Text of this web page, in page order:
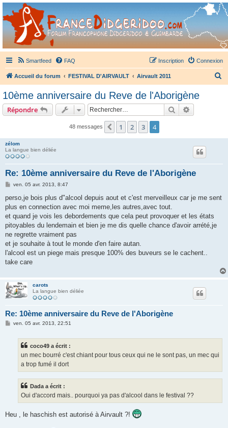
France Didgeridoo
Didgeridoo et Guimbarde sur France Didgeridoo - retrouvez la communauté.
Smartfeed FAQ Connexion
Inscription
Accueil du forum FESTIVAL D'AIRVAULT Airvault 2011
r
10ème anniversaire du Reve de l'Aborigène
Répondre Rechercher
48 messages Précédent
1 2 3 4
zélom
La langue bien déliée
Re: 10ème anniversaire du Reve de l'Aborigène
M
s
a
g
ven. 05 avr. 2013, 8:47
perso,je bois plus d"alcool depuis aout et c'est merveilleux car je me sent
plus en connection avec moi meme,les autres,avec tout.
et quand je vois les debordements que cela peut provoquer et les états
pitoyables du lendemain et bien je me dis quelle chance d'avoir arrété,je
ne regrette vraiment pas
et je souhaite à tout le monde d'en faire autan.
l'alcool est un piege mais presque 100% des buveurs se le cachent..
take care
carots
La langue bien déliée
Re: 10ème anniversaire du Reve de l'Aborigène
Mven. 05 avr. 2013, 22:51
coco49 a écrit :
un mec bourré c'est chiant pour tous ceux qui ne le sont pas, un mec qui
a trop fumé il dort
Dada a écrit :
Oui d'accord mais.. pourquoi ya pas d'alcool dans le festival ??
Heu , le haschish est autorisé à Airvault ?!